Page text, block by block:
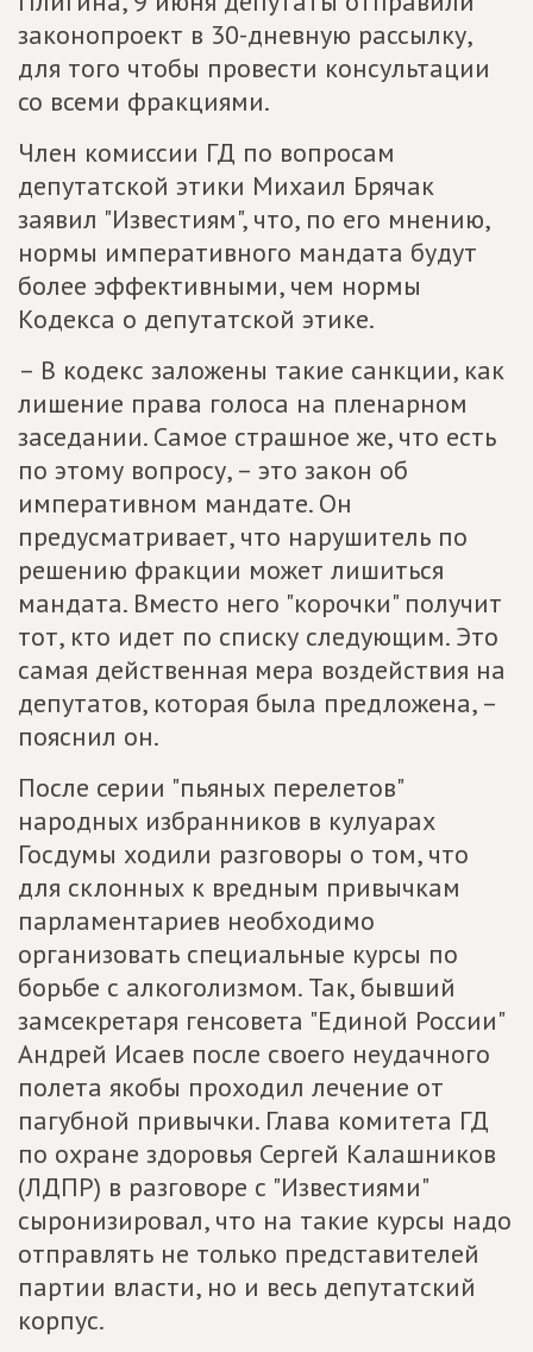
законопроект в 30-дневную рассылку,
для того чтобы провести консультации
со всеми фракциями.
Член комиссии ГД по вопросам
депутатской этики Михаил Брячак
заявил "Известиям", что, по его мнению,
нормы императивного мандата будут
более эффективными, чем нормы
Кодекса о депутатской этике.
– В кодекс заложены такие санкции, как
лишение права голоса на пленарном
заседании. Самое страшное же, что есть
по этому вопросу, – это закон об
императивном мандате. Он
предусматривает, что нарушитель по
решению фракции может лишиться
мандата. Вместо него "корочки" получит
тот, кто идет по списку следующим. Это
самая действенная мера воздействия на
депутатов, которая была предложена, –
пояснил он.
После серии "пьяных перелетов"
народных избранников в кулуарах
Госдумы ходили разговоры о том, что
для склонных к вредным привычкам
парламентариев необходимо
организовать специальные курсы по
борьбе с алкоголизмом. Так, бывший
замсекретаря генсовета "Единой России"
Андрей Исаев после своего неудачного
полета якобы проходил лечение от
пагубной привычки. Глава комитета ГД
по охране здоровья Сергей Калашников
(ЛДПР) в разговоре с "Известиями"
сыронизировал, что на такие курсы надо
отправлять не только представителей
партии власти, но и весь депутатский
корпус.